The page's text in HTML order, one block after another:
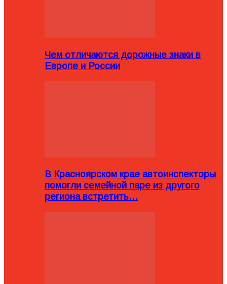
Чем отличаются дорожные знаки в
Европе и России
В Красноярском крае автоинспекторы
помогли семейной паре из другого
региона встретить…